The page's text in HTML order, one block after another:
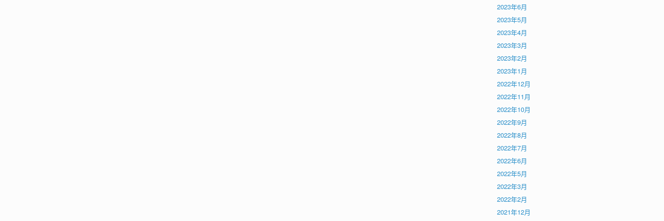
2023年6月
2023年5月
2023年4月
2023年3月
2023年2月
2023年1月
2022年12月
2022年11月
2022年10月
2022年9月
2022年8月
2022年7月
2022年6月
2022年5月
2022年3月
2022年2月
2021年12月